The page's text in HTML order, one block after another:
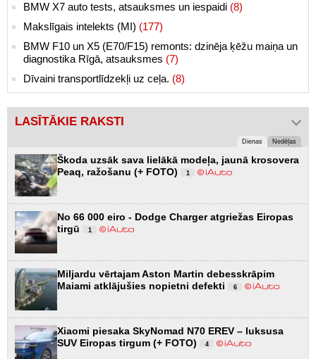
BMW X7 auto tests, atsauksmes un iespaidi (8)
Makslīgais intelekts (MI) (177)
BMW F10 un X5 (E70/F15) remonts: dzinēja ķēžu maiņa un
diagnostika Rīgā, atsauksmes (7)
Dīvaini transportlīdzekļi uz ceļa. (8)
LASĪTĀKIE RAKSTI
Dienas Nedēļas
Škoda uzsāk sava lielākā modeļa, jaunā krosovera
Peaq, ražošanu (+ FOTO)
1
No 66 000 eiro - Dodge Charger atgriežas Eiropas
tirgū
1
Miljardu vērtajam Aston Martin debesskrāpim
Maiami atklājušies nopietni defekti
6
Xiaomi piesaka SkyNomad N70 EREV – luksusa
SUV Eiropas tirgum (+ FOTO)
4